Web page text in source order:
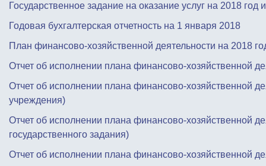
Государственное задание на оказание услуг на 2018
Годовая бухгалтерская отчетность на 1 января 2018
План финансово-хозяйственной деятельности на 2018
Отчет об исполнении плана финансово-хозяйственной
Отчет об исполнении плана финансово-хозяйственной
учреждения)
Отчет об исполнении плана финансово-хозяйственной
государственного задания)
Отчет об исполнении плана финансово-хозяйственной